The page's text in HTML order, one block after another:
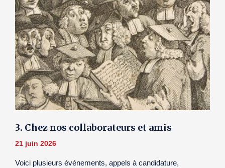
3. Chez nos collaborateurs et amis
21 juin 2026
Voici plusieurs événements, appels à candidature,